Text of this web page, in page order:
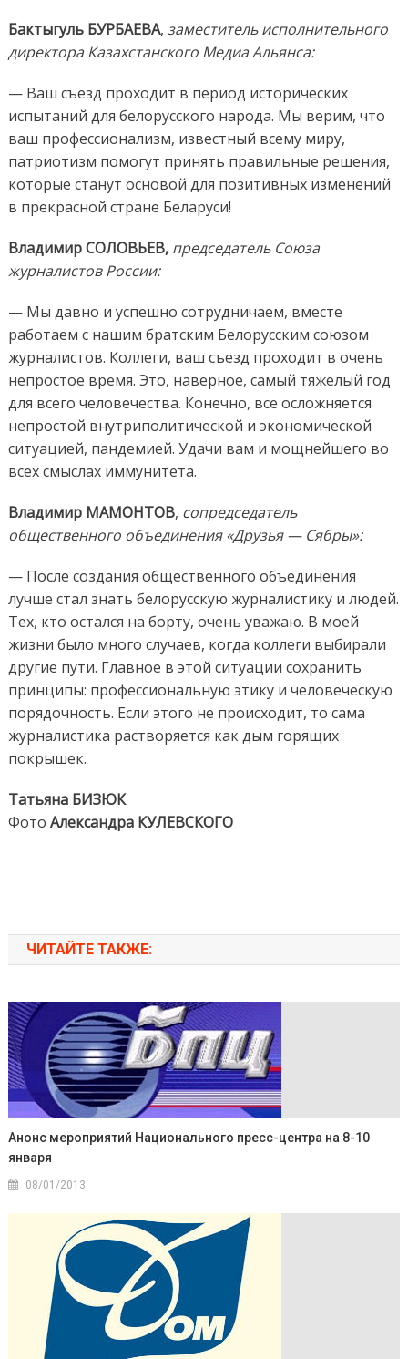
Бактыгуль БУРБАЕВА, заместитель исполнительного
директора Казахстанского Медиа Альянса:
— Ваш съезд проходит в период исторических
испытаний для белорусского народа. Мы верим, что
ваш профессионализм, известный всему миру,
патриотизм помогут принять правильные решения,
которые станут основой для позитивных изменений
в прекрасной стране Беларуси!
Владимир СОЛОВЬЕВ, председатель Союза
журналистов России:
— Мы давно и успешно сотрудничаем, вместе
работаем с нашим братским Белорусским союзом
журналистов. Коллеги, ваш съезд проходит в очень
непростое время. Это, наверное, самый тяжелый год
для всего человечества. Конечно, все осложняется
непростой внутриполитической и экономической
ситуацией, пандемией. Удачи вам и мощнейшего во
всех смыслах иммунитета.
Владимир МАМОНТОВ, сопредседатель
общественного объединения «Друзья — Сябры»:
— После создания общественного объединения
лучше стал знать белорусскую журналистику и людей.
Тех, кто остался на борту, очень уважаю. В моей
жизни было много случаев, когда коллеги выбирали
другие пути. Главное в этой ситуации сохранить
принципы: профессиональную этику и человеческую
порядочность. Если этого не происходит, то сама
журналистика растворяется как дым горящих
покрышек.
Татьяна БИЗЮК
Фото Александра КУЛЕВСКОГО
ЧИТАЙТЕ ТАКЖЕ:
Анонс мероприятий Национального пресс-центра на 8-10
января
08/01/2013